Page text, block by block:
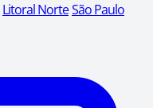
Litoral NorteSão Paulo